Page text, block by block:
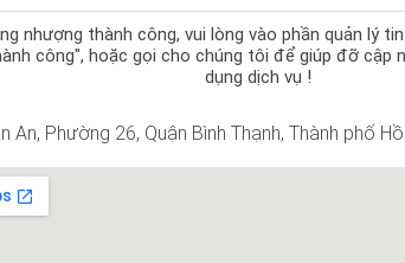
nhượng thành công, vui lòng vào phần quản lý
công", hoặc gọi cho chúng tôi để giúp đỡ cập
dụng dịch vụ !
An, Phường 26, Quận Bình Thạnh, Thành phố